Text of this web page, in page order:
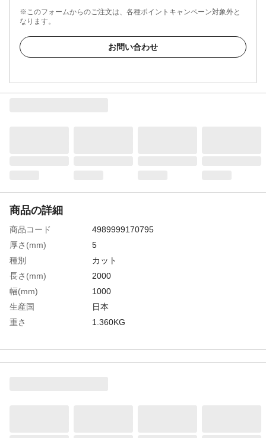
※このフォームからのご注文は、各種ポイントキャンペーン対象外と
なります。
お問い合わせ
商品の詳細
商品コード
4989999170795
厚さ(mm)
5
種別
カット
長さ(mm)
2000
幅(mm)
1000
生産国
日本
重さ
1.360KG